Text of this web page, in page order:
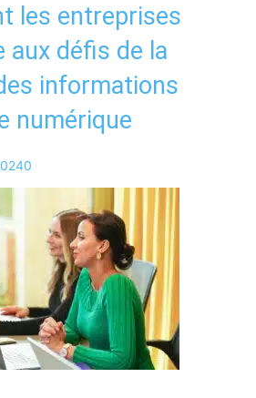
les entreprises
aux défis de la
informations
numérique
0